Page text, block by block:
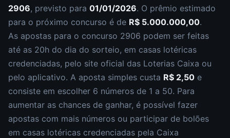
2906, previsto para 01/01/2026. O prêmio estimado
para o próximo concurso é de R$ 5.000.000,00.
As apostas para o concurso 2906 podem ser feitas
até as 20h do dia do sorteio, em casas lotéricas
credenciadas, pelo site oficial das Loterias Caixa ou
pelo aplicativo. A aposta simples custa R$ 2,50 e
consiste em escolher 6 números de 1 a 50. Para
aumentar as chances de ganhar, é possível fazer
apostas com mais números ou participar de bolões
em casas lotéricas credenciadas pela Caixa